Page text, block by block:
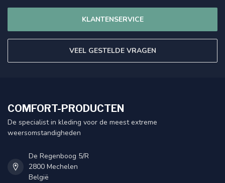
KLANTENSERVICE
VEEL GESTELDE VRAGEN
COMFORT-PRODUCTEN
De specialist in kleding voor de meest extreme
weersomstandigheden
De Regenboog 5/R
2800 Mechelen
België